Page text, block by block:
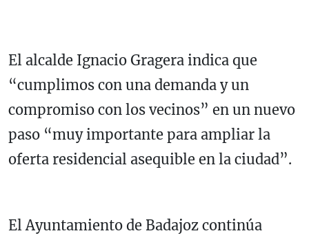
El alcalde Ignacio Gragera indica que
“cumplimos con una demanda y un
compromiso con los vecinos” en un nuevo
paso “muy importante para ampliar la
oferta residencial asequible en la ciudad”.
El Ayuntamiento de Badajoz continúa